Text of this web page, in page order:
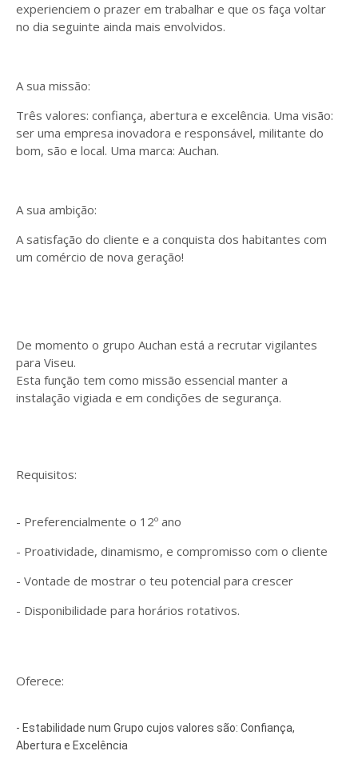
experienciem o prazer em trabalhar e que os faça voltar
no dia seguinte ainda mais envolvidos.
A sua missão:
Três valores: confiança, abertura e excelência. Uma visão:
ser uma empresa inovadora e responsável, militante do
bom, são e local. Uma marca: Auchan.
A sua ambição:
A satisfação do cliente e a conquista dos habitantes com
um comércio de nova geração!
De momento o grupo Auchan está a recrutar vigilantes
para Viseu.
Esta função tem como missão essencial manter a
instalação vigiada e em condições de segurança.
Requisitos:
- Preferencialmente o 12º ano
- Proatividade, dinamismo, e compromisso com o cliente
- Vontade de mostrar o teu potencial para crescer
- Disponibilidade para horários rotativos.
Oferece:
- Estabilidade num Grupo cujos valores são: Confiança,
Abertura e Excelência